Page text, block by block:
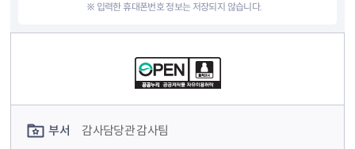
※ 입력한 휴대폰번호 정보는 저장되지 않습니다.
부서
감사담당관 감사팀